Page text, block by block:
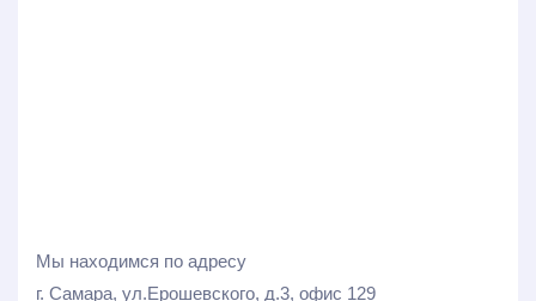
Мы находимся по адресу
г. Самара, ул.Ерошевского, д.3, офис 129